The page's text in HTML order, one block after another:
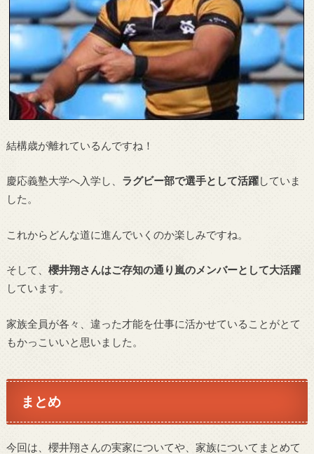
結構歳が離れているんですね！
慶応義塾大学へ入学し、 ラグビー部で選手として活躍していま
した。
これからどんな道に進んでいくのか楽しみですね。
そして、 櫻井翔さんはご存知の通り嵐のメンバーとして大活躍
しています。
家族全員が各々、違った才能を仕事に活かせていることがとて
もかっこいいと思いました。
まとめ
今回は、櫻井翔さんの実家についてや、家族についてまとめて